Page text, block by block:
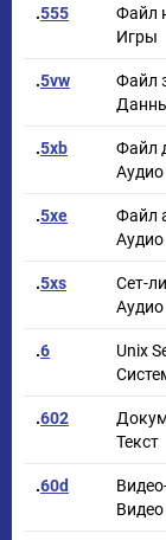
.555
Файл
Игры
.5vw
Файл
.5xb
Файл
Аудио
.5xe
Файл
Аудио
.5xs
Сет-
Аудио
.6
Unix
.602
Текст
.60d
Видео